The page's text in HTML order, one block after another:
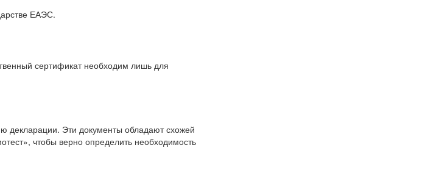
ЕАЭС.
сертификат необходим лишь для
декларации. Эти документы обладают схожей
чтобы верно определить необходимость